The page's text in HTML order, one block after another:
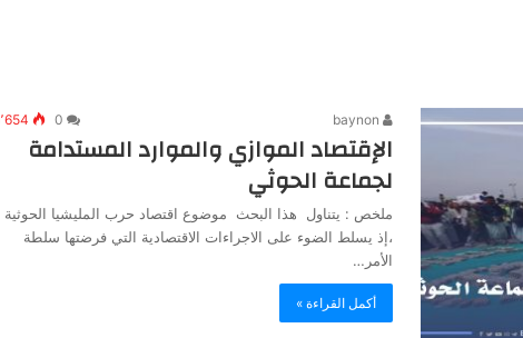
0
الإقتصاد الموازي والموارد المستدامة
لجماعة الحوثي
ملخص : يتناول هذا البحث موضوع اقتصاد حرب المليشيا الحوثية
،إذ يسلط الضوء على الاجراءات الاقتصادية التي فرضتها سلطة
الأمر…
أكمل القراءة »